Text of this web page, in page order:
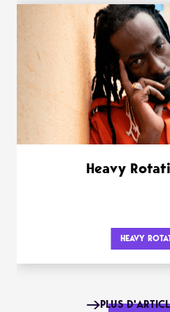
Heavy
HEAVY
PLUS